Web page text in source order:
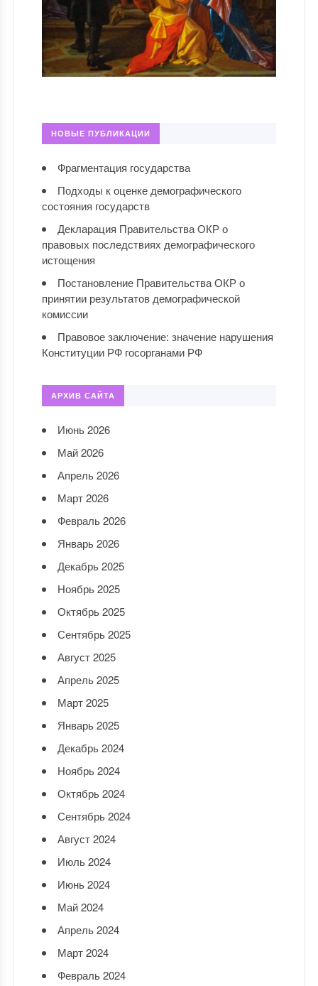
НОВЫЕ ПУБЛИКАЦИИ
Фрагментация государства
Подходы к оценке демографического
состояния государств
Декларация Правительства ОКР о
правовых последствиях демографического
истощения
Постановление Правительства ОКР о
принятии результатов демографической
комиссии
Правовое заключение: значение нарушения
Конституции РФ госорганами РФ
АРХИВ САЙТА
Июнь 2026
Май 2026
Апрель 2026
Март 2026
Февраль 2026
Январь 2026
Декабрь 2025
Ноябрь 2025
Октябрь 2025
Сентябрь 2025
Август 2025
Апрель 2025
Март 2025
Январь 2025
Декабрь 2024
Ноябрь 2024
Октябрь 2024
Сентябрь 2024
Август 2024
Июль 2024
Июнь 2024
Май 2024
Апрель 2024
Март 2024
Февраль 2024